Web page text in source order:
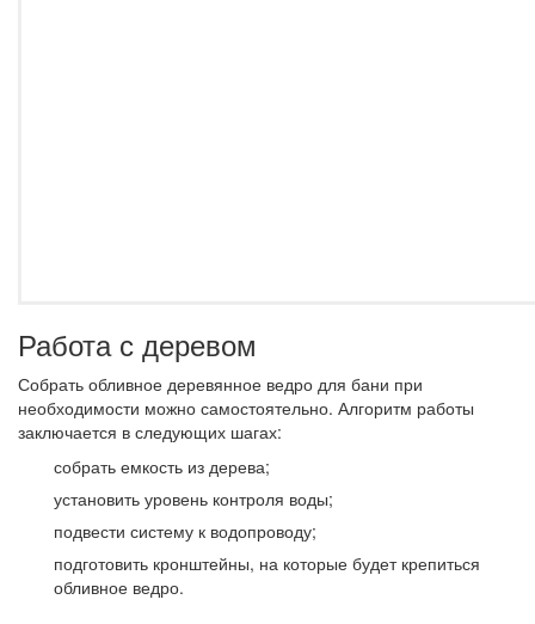
Работа с деревом
Собрать обливное деревянное ведро для бани при
необходимости можно самостоятельно. Алгоритм работы
заключается в следующих шагах:
собрать емкость из дерева;
установить уровень контроля воды;
подвести систему к водопроводу;
подготовить кронштейны, на которые будет крепиться
обливное ведро.